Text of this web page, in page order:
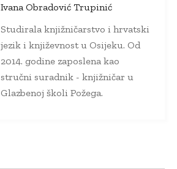
Ivana Obradović Trupinić
Studirala knjižničarstvo i hrvatski
jezik i književnost u Osijeku. Od
2014. godine zaposlena kao
stručni suradnik - knjižničar u
Glazbenoj školi Požega.